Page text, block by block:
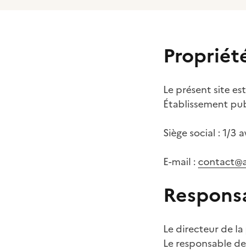
Le présent site
Établissement
Siège social : 1/3
E-mail :
Le directeur de
Le responsable